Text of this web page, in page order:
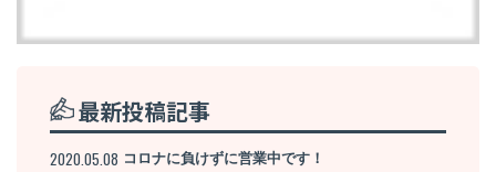
最新投稿記事
2020.05.08 コロナに負けずに営業中です！